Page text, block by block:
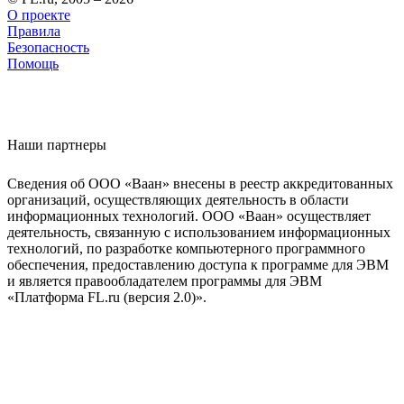
О проекте
Правила
Безопасность
Помощь
Наши партнеры
Сведения об ООО «Ваан» внесены в реестр аккредитованных
организаций, осуществляющих деятельность в области
информационных технологий. ООО «Ваан» осуществляет
деятельность, связанную с использованием информационных
технологий, по разработке компьютерного программного
обеспечения, предоставлению доступа к программе для ЭВМ
и является правообладателем программы для ЭВМ
«Платформа FL.ru (версия 2.0)».